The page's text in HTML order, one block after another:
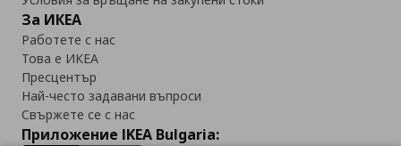
За ИКЕА
Работете с нас
Това е ИКЕА
Пресцентър
Най-често задавани въпроси
Свържете се с нас
Приложение IKEA Bulgaria: